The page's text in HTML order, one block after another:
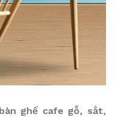
ghế cafe gỗ, sắt,